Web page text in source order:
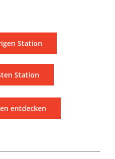
Station
Station
entdecken